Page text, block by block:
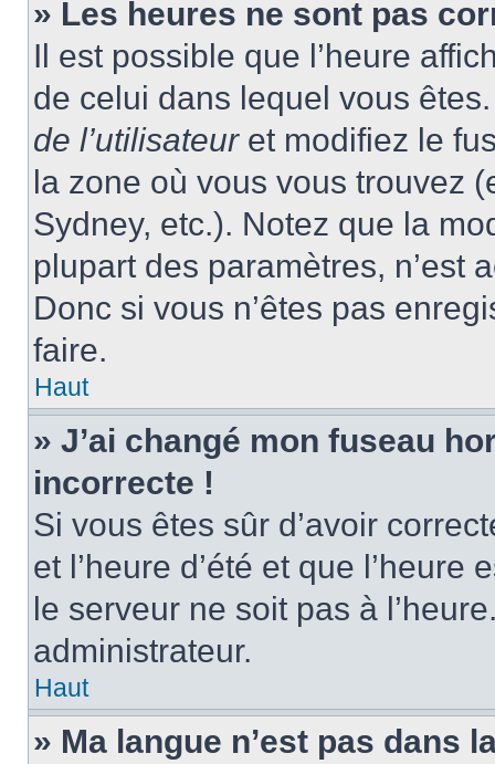
» Les heures ne sont pas
Il est possible que l’heure
de celui dans lequel vous
de l’utilisateuret modifiez le
la zone où vous vous trouvez
Sydney, etc.). Notez que la
plupart des paramètres, n’est
Donc si vous n’êtes pas
faire.
Haut
» J’ai changé mon fuseau
incorrecte !
Si vous êtes sûr d’avoir
et l’heure d’été et que
le serveur ne soit pas à
administrateur.
Haut
» Ma langue n’est pas dans